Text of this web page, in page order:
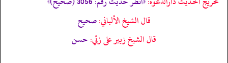
قال الشيخ الألباني:صحيح
قال الشيخ زبير على زئي:حسن